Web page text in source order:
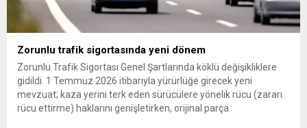
Zorunlu trafik sigortasında yeni dönem
Zorunlu Trafik Sigortası Genel Şartlarında köklü değişikliklere
gidildi. 1 Temmuz 2026 itibarıyla yürürlüğe girecek yeni
mevzuat; kaza yerini terk eden sürücülere yönelik rücu (zararı
rücu ettirme) haklarını genişletirken, orijinal parça